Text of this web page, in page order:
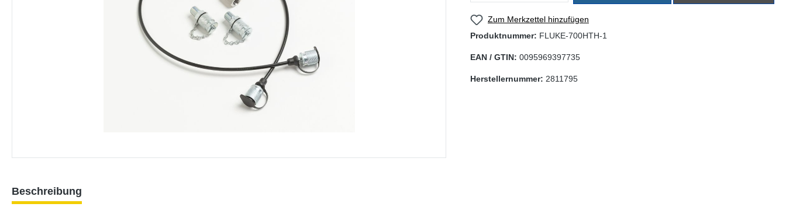
Zum Merkzettel hinzufügen
Produktnummer: FLUKE-700HTH-1
EAN / GTIN: 0095969397735
Herstellernummer: 2811795
Beschreibung